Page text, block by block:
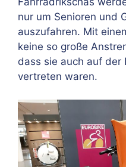
nur um Senioren und
auszufahren. Mit
keine so große
dass sie auch auf der
vertreten waren.